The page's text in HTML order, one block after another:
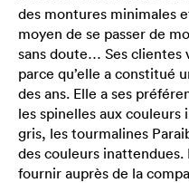
des montures minimales
moyen de se passer de
sans doute… Ses clientes
parce qu’elle a constitué
des ans. Elle a ses
les spinelles aux
gris, les tourmalines
des couleurs inattendues.
fournir auprès de la